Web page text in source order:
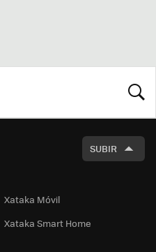
SUBIR
Xataka Móvil
Xataka Smart Home